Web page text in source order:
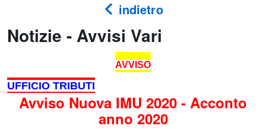
indietro
Notizie - Avvisi Vari
AVVISO
UFFICIO TRIBUTI
Avviso Nuova IMU 2020 - Acconto
anno 2020